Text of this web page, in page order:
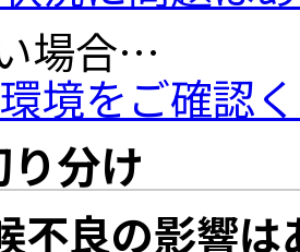
場合…
境をご確認
分け
不良の影響は